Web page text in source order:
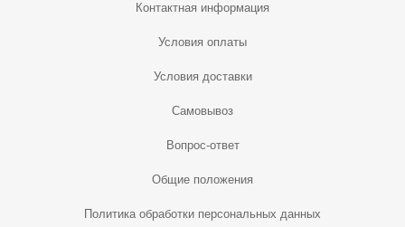
Контактная информация
Условия оплаты
Условия доставки
Самовывоз
Вопрос-ответ
Общие положения
Политика обработки персональных данных